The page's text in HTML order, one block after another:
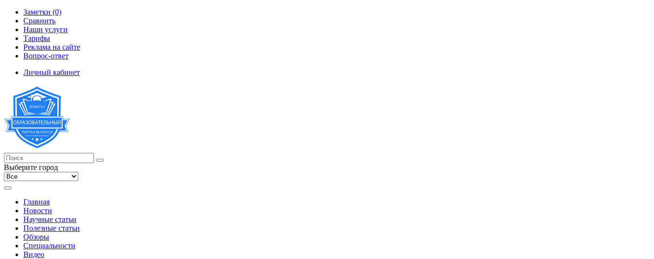
Заметки (0)
Сравнить
Наши услуги
Тарифы
Реклама на сайте
Вопрос-ответ
Личный кабинет
Выберите город
Главная
Новости
Научные статьи
Полезные статьи
Обзоры
Специальности
Видео